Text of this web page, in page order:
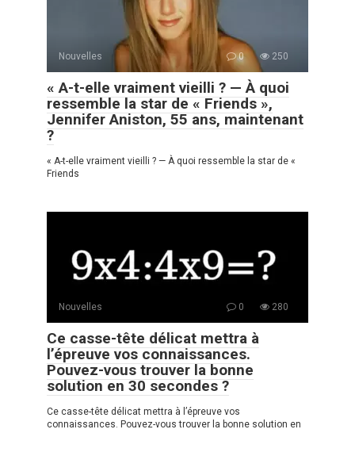
Nouvelles 0 250
« A-t-elle vraiment vieilli ? — À quoi
ressemble la star de « Friends »,
Jennifer Aniston, 55 ans, maintenant
?
« A-t-elle vraiment vieilli ? — À quoi ressemble la star de «
Friends
Nouvelles 0 280
Ce casse-tête délicat mettra à
l’épreuve vos connaissances.
Pouvez-vous trouver la bonne
solution en 30 secondes ?
Ce casse-tête délicat mettra à l’épreuve vos
connaissances. Pouvez-vous trouver la bonne solution en